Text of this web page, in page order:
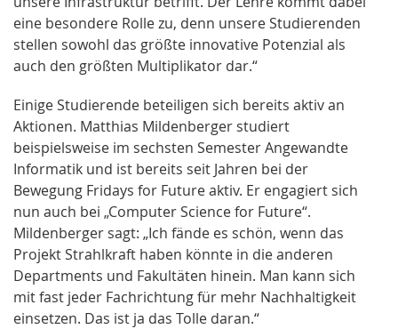
eine besondere Rolle zu, denn unsere Studierenden
stellen sowohl das größte innovative Potenzial als
auch den größten Multiplikator dar.“
Einige Studierende beteiligen sich bereits aktiv an
Aktionen. Matthias Mildenberger studiert
beispielsweise im sechsten Semester Angewandte
Informatik und ist bereits seit Jahren bei der
Bewegung Fridays for Future aktiv. Er engagiert sich
nun auch bei „Computer Science for Future“.
Mildenberger sagt: „Ich fände es schön, wenn das
Projekt Strahlkraft haben könnte in die anderen
Departments und Fakultäten hinein. Man kann sich
mit fast jeder Fachrichtung für mehr Nachhaltigkeit
einsetzen. Das ist ja das Tolle daran.“